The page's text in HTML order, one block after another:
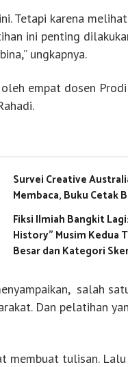
Tetapi karena
ini penting
ungkapnya.
empat dosen
Survei Creative Australia: 14,4 Juta Warga
Membaca, Buku Cetak
Fiksi Ilmiah Bangkit
History” Musim Kedua
Besar dan Kategori
salah
Dan pelatihan
membuat tulisan.